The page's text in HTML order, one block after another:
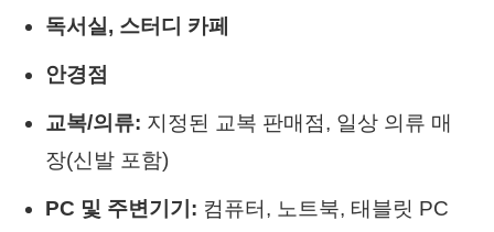
독서실, 스터디 카페
안경점
교복/의류: 지정된 교복 판매점, 일상 의류 매
장(신발 포함)
PC 및 주변기기: 컴퓨터, 노트북, 태블릿 PC